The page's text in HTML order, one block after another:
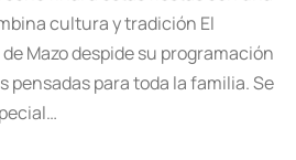
cultura y tradición El
Mazo despide su programación
pensadas para toda la familia. Se